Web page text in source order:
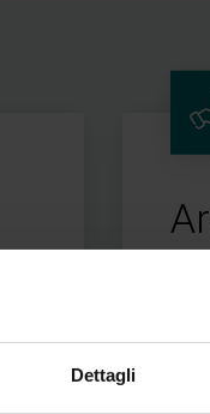
Dettagli